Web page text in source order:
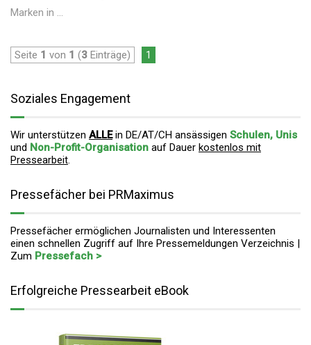
Marken in ...
Seite 1 von 1 (3 Einträge) 1
Soziales Engagement
Wir unterstützen ALLEin DE/AT/CH ansässigen Schulen, Unis
und Non-Profit-Organisation auf Dauer kostenlos mit
Pressearbeit.
Pressefächer bei PRMaximus
Pressefächer ermöglichen Journalisten und Interessenten
einen schnellen Zugriff auf Ihre Pressemeldungen Verzeichnis |
Zum Pressefach >
Erfolgreiche Pressearbeit eBook